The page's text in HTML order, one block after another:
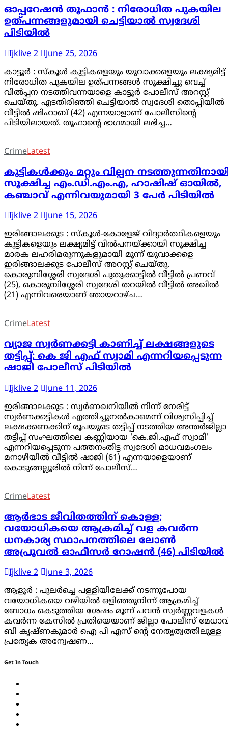
ഓപ്പറേഷൻ തൂഫാൻ : നിരോധിത പുകയില
ഉത്പന്നങ്ങളുമായി ചെട്ടിയാൽ സ്വദേശി
പിടിയിൽ
Ijklive 2
June 25, 2026
കാട്ടൂർ : സ്കൂൾ കുട്ടികളെയും യുവാക്കളെയും ലക്ഷ്യമിട്ട്
നിരോധിത പുകയില ഉത്പന്നങ്ങൾ സൂക്ഷിച്ചു വെച്ച്
വിൽപ്പന നടത്തിവന്നയാളെ കാട്ടൂർ പോലീസ് അറസ്റ്റ്
ചെയ്തു. എടതിരിഞ്ഞി ചെട്ടിയാൽ സ്വദേശി തൊപ്പിയിൽ
വീട്ടിൽ ഷിഹാബ് (42) എന്നയാളാണ് പോലീസിന്റെ
പിടിയിലായത്. തൂഫാന്റെ ഭാഗമായി ലഭിച്ച…
CrimeLatest
കുട്ടികൾക്കും മറ്റും വില്പന
സൂക്ഷിച്ച എം.ഡി.എം.എ, ഹാഷിഷ് ഓയിൽ,
കഞ്ചാവ് എന്നിവയുമായി 3 പേർ പിടിയിൽ
Ijklive 2
June 15, 2026
ഇരിങ്ങാലക്കുട : സ്കൂൾ-കോളേജ് വിദ്യാർത്ഥികളെയും
കുട്ടികളെയും ലക്ഷ്യമിട്ട് വിൽപനയ്ക്കായി സൂക്ഷിച്ച
മാരക ലഹരിമരുന്നുകളുമായി മൂന്ന് യുവാക്കളെ
ഇരിങ്ങാലക്കുട പോലീസ് അറസ്റ്റ് ചെയ്തു.
കൊരുമ്പിശ്ശേരി സ്വദേശി പുതുക്കാട്ടിൽ വീട്ടിൽ പ്രണവ്
(25), കൊരുമ്പിശ്ശേരി സ്വദേശി തറയിൽ വീട്ടിൽ അഖിൽ
(21) എന്നിവരെയാണ് ഞായറാഴ്ച…
CrimeLatest
വ്യാജ സ്വർണക്കട്ടി കാണിച്ച് ലക്ഷങ്ങളുടെ
തട്ടിപ്പ്: കെ ജി എഫ് സ്വാമി എന്നറിയപ്പെടുന്ന
ഷാജി പോലീസ് പിടിയിൽ
Ijklive 2
June 11, 2026
ഇരിങ്ങാലക്കുട : സ്വർണഖനിയിൽ നിന്ന് നേരിട്ട്
സ്വർണക്കട്ടികൾ എത്തിച്ചുനൽകാമെന്ന് വിശ്വസിപ്പിച്ച്
ലക്ഷക്കണക്കിന് രൂപയുടെ തട്ടിപ്പ് നടത്തിയ അന്തർജില്ലാ
തട്ടിപ്പ് സംഘത്തിലെ കണ്ണിയായ 'കെ.ജി.എഫ് സ്വാമി'
എന്നറിയപ്പെടുന്ന പത്തനംതിട്ട സ്വദേശി മാധവമംഗലം
മനാഴിയിൽ വീട്ടിൽ ഷാജി (61) എന്നയാളെയാണ്
കൊടുങ്ങല്ലൂരിൽ നിന്ന് പോലീസ്…
CrimeLatest
ആർഭാട ജീവിതത്തിന് കൊള്ള;
വയോധികയെ ആക്രമിച്ച് വള കവർന്ന
ധനകാര്യ സ്ഥാപനത്തിലെ ലോൺ
അപ്രൂവൽ ഓഫീസർ റോഷൻ (46) പിടിയിൽ
Ijklive 2
June 3, 2026
ആളൂർ : പുലർച്ചെ പള്ളിയിലേക്ക് നടന്നുപോയ
വയോധികയെ വഴിയിൽ ഒളിഞ്ഞുനിന്ന് ആക്രമിച്ച്
ബോധം കെടുത്തിയ ശേഷം മൂന്ന് പവൻ സ്വർണ്ണവളകൾ
കവർന്ന കേസിൽ പ്രതിയെയാണ് ജില്ലാ പോലീസ്
ബി കൃഷ്ണകുമാർ ഐ പി എസ് ന്റെ നേതൃത്വത്തിലുള്ള
പ്രത്യേക അന്വേഷണ…
Get In Touch